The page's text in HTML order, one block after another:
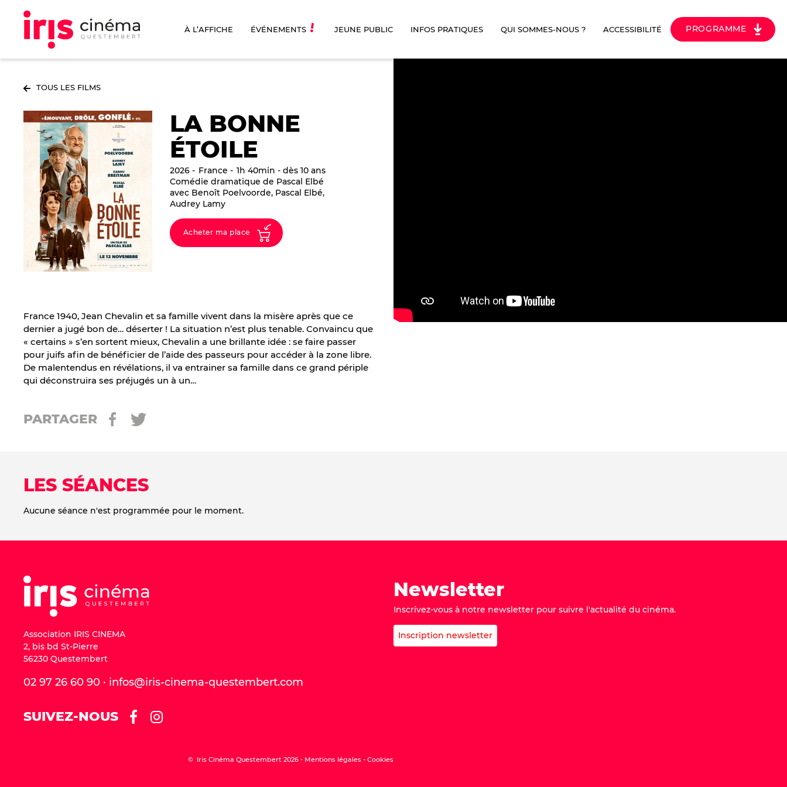
À L’AFFICHE ÉVÉNEMENTS JEUNE PUBLIC INFOS PRATIQUES QUI SOMMES-NOUS ? ACCESSIBILITÉ PROGRAMME
TOUS LES FILMS
LA BONNE
ÉTOILE
2026 France
1h 40min - dès 10 ans
Comédie dramatique de Pascal Elbé
avec Benoît Poelvoorde, Pascal Elbé,
Audrey Lamy
Acheter ma place
France 1940, Jean Chevalin et sa famille vivent dans la misère après que ce
dernier a jugé bon de… déserter ! La situation n’est plus tenable. Convaincu que
« certains » s’en sortent mieux, Chevalin a une brillante idée : se faire passer
pour juifs afin de bénéficier de l’aide des passeurs pour accéder à la zone libre.
De malentendus en révélations, il va entrainer sa famille dans ce grand périple
qui déconstruira ses préjugés un à un…
PARTAGER
LES SÉANCES
Aucune séance n'est programmée pour le moment.
Association IRIS CINEMA
2, bis bd St-Pierre
56230 Questembert
02 97 26 60 90 · infos@iris-cinema-questembert.com
SUIVEZ-NOUS
Newsletter
Inscrivez-vous à notre newsletter pour suivre l'actualité du cinéma.
Inscription newsletter
© Iris Cinéma Questembert 2026 - Mentions légales Cookies